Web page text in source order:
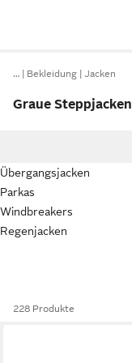
… Bekleidung Jacken
Graue Steppjacken
Übergangsjacken
Parkas
Windbreakers
Regenjacken
228 Produkte